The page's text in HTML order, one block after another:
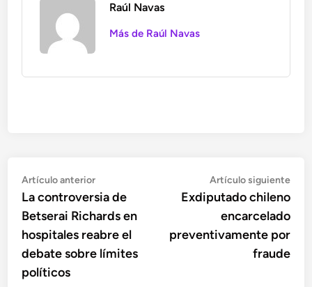
Raúl Navas
Más de Raúl Navas
Navegación
de
entradas
Artículo anteriorArtículo
anterior:
La controversia de
Betserai Richards en
hospitales reabre el
debate sobre límites
políticos
Artículo siguiente
Exdiputado chileno
encarcelado
preventivamente por
fraude